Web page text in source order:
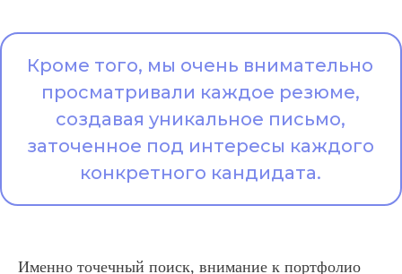
Кроме того, мы очень внимательно
просматривали каждое резюме,
создавая уникальное письмо,
заточенное под интересы каждого
конкретного кандидата.
Именно точечный поиск, внимание к портфолио